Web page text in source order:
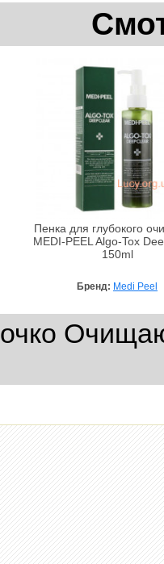
Пенка для глубокого
MEDI-PEEL Algo-Tox
150ml
Бренд: Medi Peel